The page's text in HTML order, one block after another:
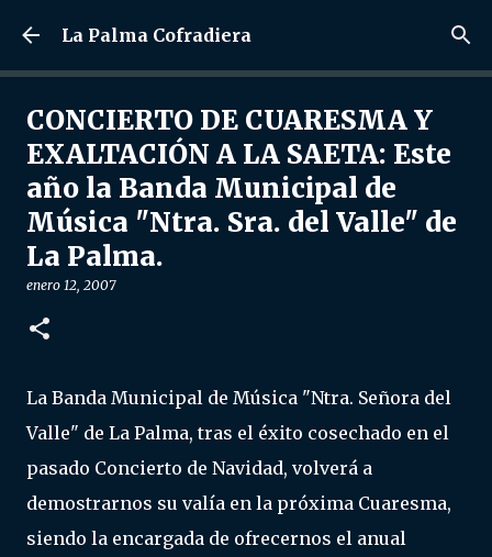
Ir al contenido principal
La Palma Cofradiera
CONCIERTO DE CUARESMA Y
EXALTACIÓN A LA SAETA: Este
año la Banda Municipal de
Música "Ntra. Sra. del Valle" de
La Palma.
enero 12, 2007
La Banda Municipal de Música "Ntra. Señora del
Valle" de La Palma, tras el éxito cosechado en el
pasado Concierto de Navidad, volverá a
demostrarnos su valía en la próxima Cuaresma,
siendo la encargada de ofrecernos el anual